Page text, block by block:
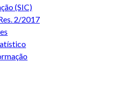
(SIC)
2/2017